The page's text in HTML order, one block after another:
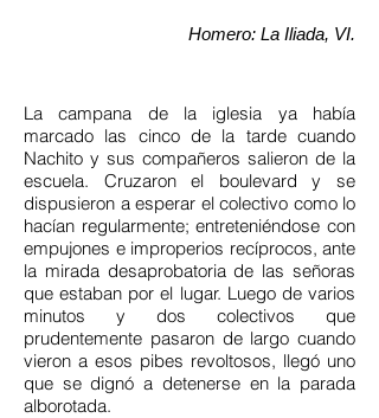
Homero: La Iliada, VI.
La campana de la iglesia ya había
marcado las cinco de la tarde cuando
Nachito y sus compañeros salieron de la
escuela. Cruzaron el boulevard y se
dispusieron a esperar el colectivo como lo
hacían regularmente; entreteniéndose con
empujones e improperios recíprocos, ante
la mirada desaprobatoria de las señoras
que estaban por el lugar. Luego de varios
minutos y dos colectivos que
prudentemente pasaron de largo cuando
vieron a esos pibes revoltosos, llegó uno
que se dignó a detenerse en la parada
alborotada.